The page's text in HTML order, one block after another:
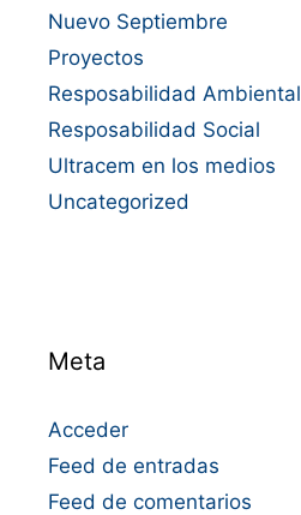
Nuevo Septiembre
Proyectos
Resposabilidad Ambiental
Resposabilidad Social
Ultracem en los medios
Uncategorized
Meta
Acceder
Feed de entradas
Feed de comentarios